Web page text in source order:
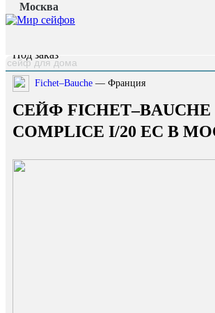
Москва
Главная страница
Каталог /
Под заказ
Fichet–Bauche — Франция
СЕЙФ FICHET–BAUCHE
COMPLICE I/20 EC В